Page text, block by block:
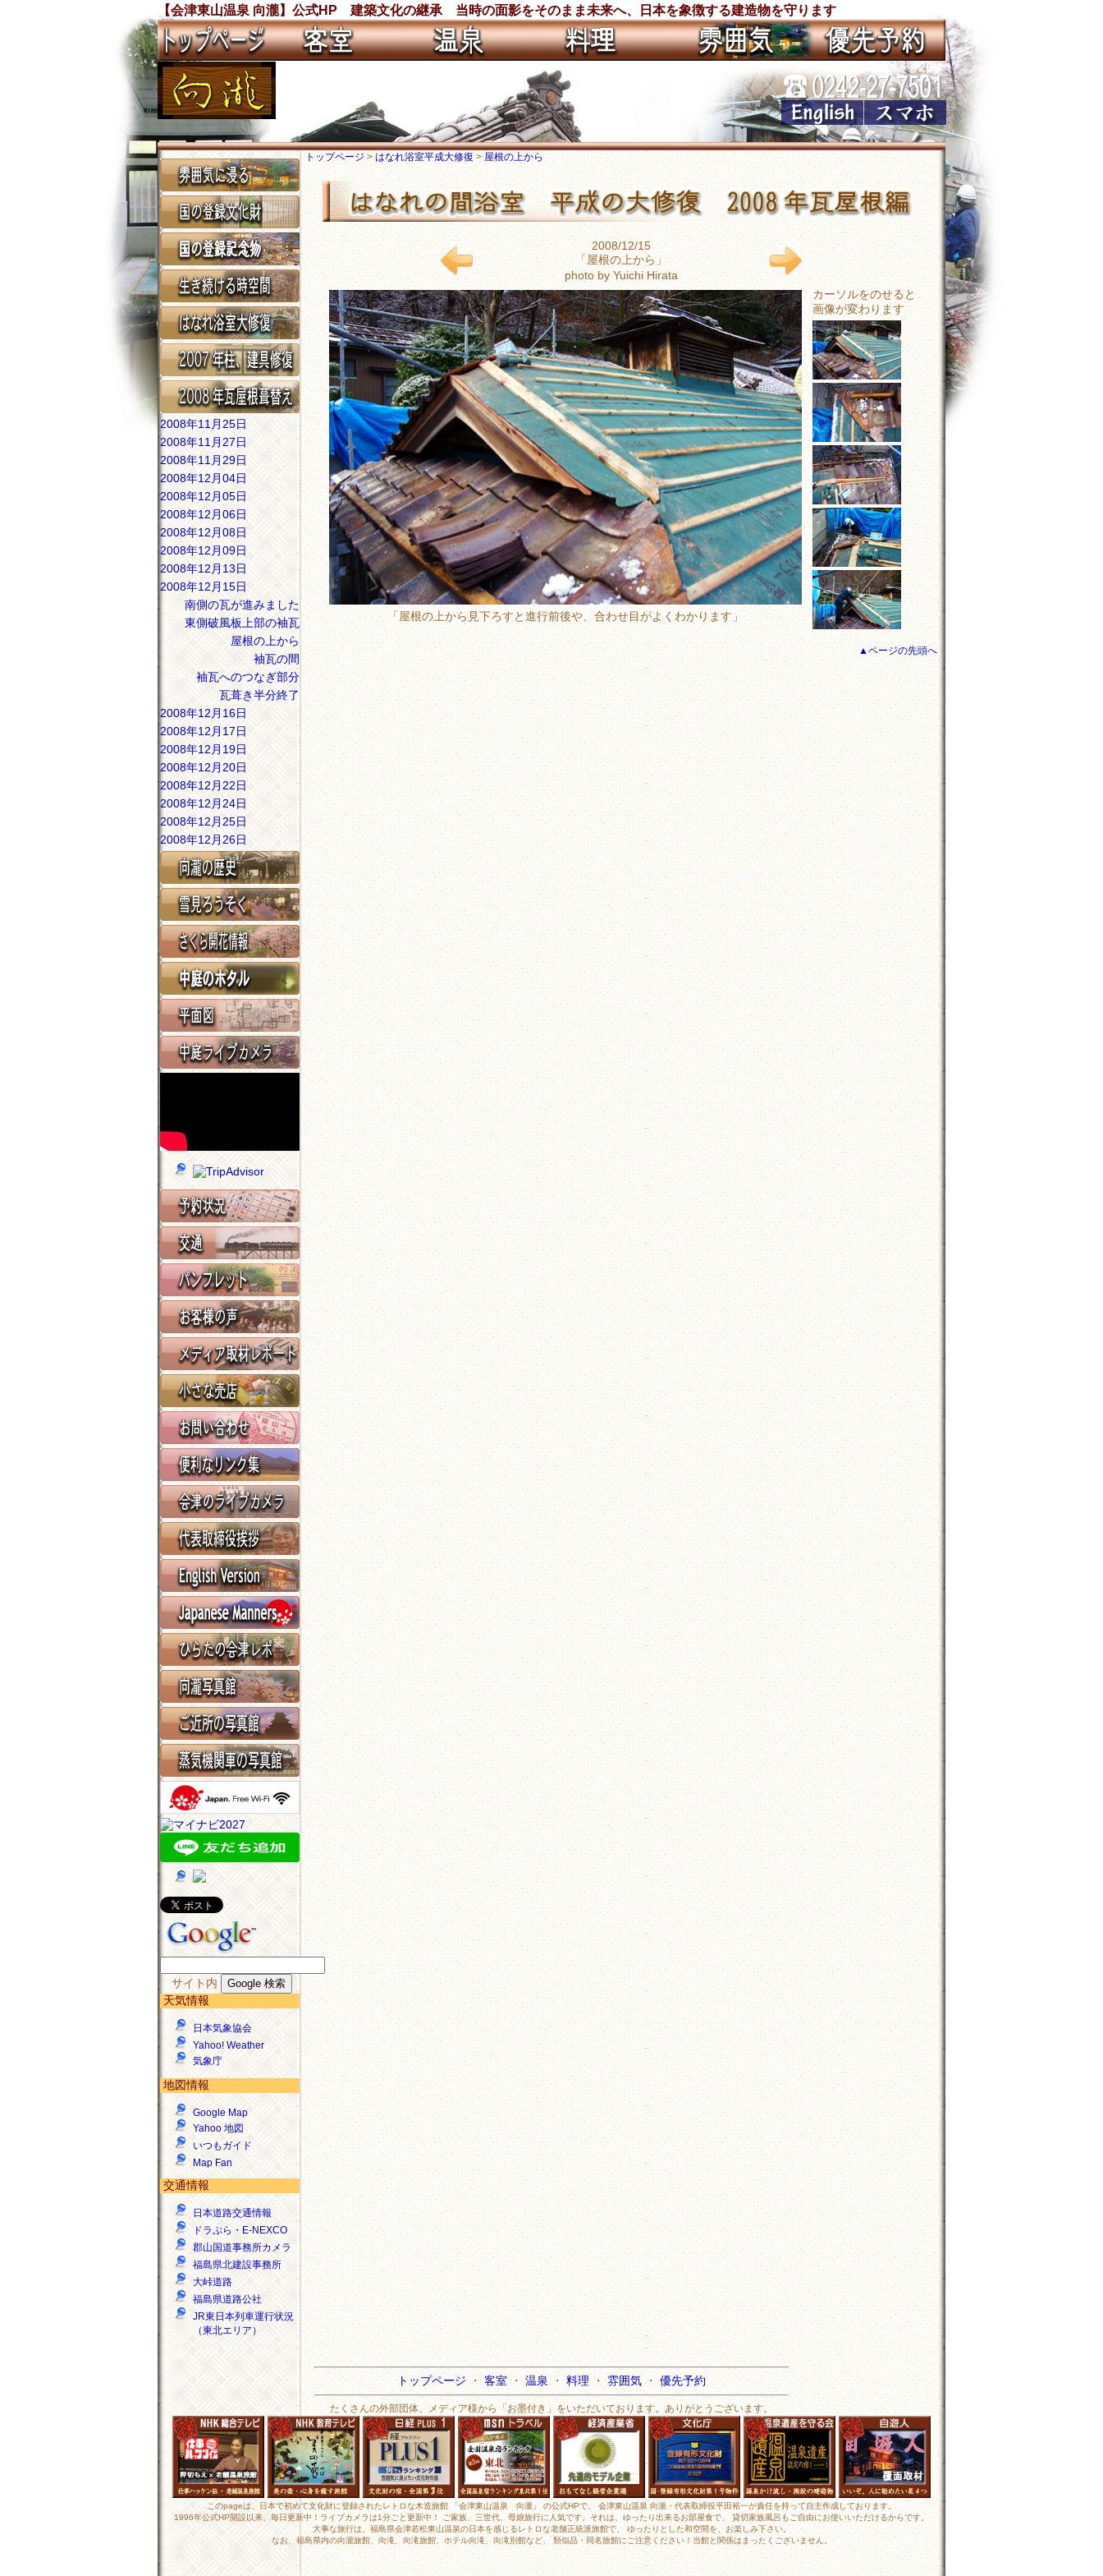
【会津東山温泉 向瀧】公式HP 建築文化の継承 当時の面影をそのまま未来へ、日本を象徴する建造物を守ります
2008年11月25日
2008年11月27日
2008年11月29日
2008年12月04日
2008年12月05日
2008年12月06日
2008年12月08日
2008年12月09日
2008年12月13日
2008年12月15日
南側の瓦が進みました
東側破風板上部の袖瓦
屋根の上から
袖瓦の間
袖瓦へのつなぎ部分
瓦葺き半分終了
2008年12月16日
2008年12月17日
2008年12月19日
2008年12月20日
2008年12月22日
2008年12月24日
2008年12月25日
2008年12月26日
サイト内
天気情報
日本気象協会
Yahoo! Weather
気象庁
地図情報
Google Map
Yahoo 地図
いつもガイド
Map Fan
交通情報
日本道路交通情報
ドラぷら・E-NEXCO
郡山国道事務所カメラ
福島県北建設事務所
大峠道路
福島県道路公社
JR東日本列車運行状況
（東北エリア）
トップページ> はなれ浴室平成大修復> 屋根の上から
2008/12/15
「屋根の上から」
photo by Yuichi Hirata
「屋根の上から見下ろすと進行前後や、合わせ目がよくわかります」
カーソルをのせると
画像が変わります
▲ページの先頭へ
トップページ ・ 客室 ・ 温泉 ・ 料理 ・ 雰囲気 ・ 優先予約
たくさんの外部団体、メディア様から「お墨付き」をいただいております。ありがとうございます。
このpageは、日本で初めて文化財に登録されたレトロな木造旅館 「会津東山温泉 向瀧」 の公式HPで、 会津東山温泉 向瀧・代表取締役平田裕一が責任を持って自主作成しております。
1996年公式HP開設以来、毎日更新中！ライブカメラは1分ごと更新中！ ご家族、三世代、母娘旅行に人気です。それは、ゆったり出来るお部屋食で、 貸切家族風呂もご自由にお使いいただけるからです。
大事な旅行は、福島県会津若松東山温泉の日本を感じるレトロな老舗正統派旅館で、 ゆったりとした和空間を、お楽しみ下さい。
なお、福島県内の向瀧旅館、向滝、向滝旅館、ホテル向滝、向滝別館など、 類似品・同名旅館にご注意ください！当館と関係はまったくございません。